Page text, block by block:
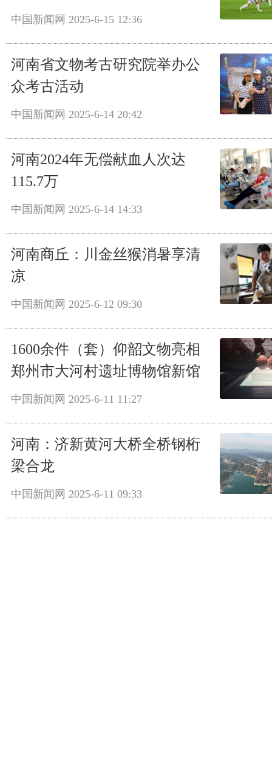
中国新闻网 2025-6-15 12:36
河南省文物考古研究院举办公
众考古活动
中国新闻网 2025-6-14 20:42
河南2024年无偿献血人次达
115.7万
中国新闻网 2025-6-14 14:33
河南商丘：川金丝猴消暑享清
凉
中国新闻网 2025-6-12 09:30
1600余件（套）仰韶文物亮相
郑州市大河村遗址博物馆新馆
中国新闻网 2025-6-11 11:27
河南：济新黄河大桥全桥钢桁
梁合龙
中国新闻网 2025-6-11 09:33